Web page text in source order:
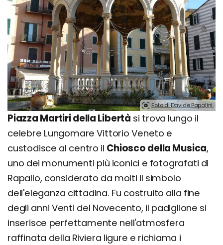
Foto di Davide Papalini.
Piazza Martiri della Libertà si trova lungo il
celebre Lungomare Vittorio Veneto e
custodisce al centro il Chiosco della Musica,
uno dei monumenti più iconici e fotografati di
Rapallo, considerato da molti il simbolo
dell'eleganza cittadina. Fu costruito alla fine
degli anni Venti del Novecento, il padiglione si
inserisce perfettamente nell'atmosfera
raffinata della Riviera ligure e richiama i